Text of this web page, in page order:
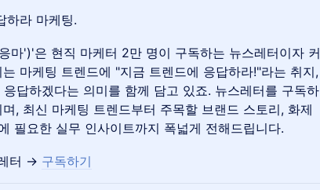
하라 마케팅.
마')'은 현직 마케터 2만 명이 구독하는 뉴스레터이자 커
마케팅 트렌드에 "지금 트렌드에 응답하라!"라는 취지,
답하겠다는 의미를 함께 담고 있죠. 뉴스레터를 구독하
, 최신 마케팅 트렌드부터 주목할 브랜드 스토리, 화제
필요한 실무 인사이트까지 폭넓게 전해드립니다.
터 → 구독하기